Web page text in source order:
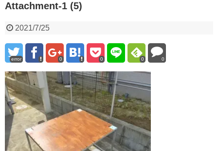
Attachment-1 (5)
2021/7/25
error 0 0 0 0